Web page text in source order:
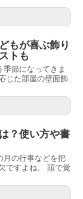
もが喜ぶ飾り
トも
節になってきま
じた部屋の壁面飾
？使い方や書
月の行事などを把
ですよね。 頭で覚